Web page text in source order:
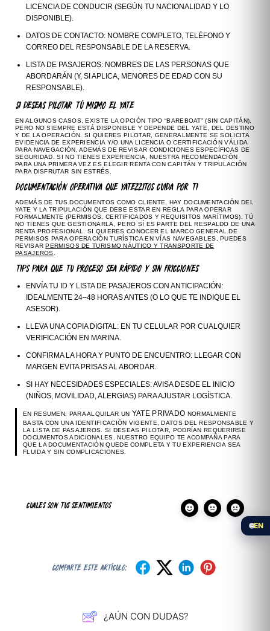
LICENCIA DE CONDUCIR (SEGÚN TU NACIONALIDAD Y LO
DISPONIBLE).
DATOS DE CONTACTO: NOMBRE COMPLETO, TELÉFONO Y
CORREO DEL RESPONSABLE DE LA RESERVA.
LISTA DE PASAJEROS: NOMBRES DE LAS PERSONAS QUE
ABORDARÁN (Y, SI APLICA, MENORES DE EDAD CON SU
RESPONSABLE).
SI DESEAS PILOTAR TÚ MISMO EL YATE
EN ALGUNOS CASOS, EXISTE LA OPCIÓN TIPO “BAREBOAT” (SIN CAPITÁN),
PERO NO SIEMPRE ESTÁ DISPONIBLE Y DEPENDE DEL YATE, DEL DESTINO
Y DE LA OPERACIÓN. SI QUIERES PILOTAR, GENERALMENTE SE SOLICITA
EVIDENCIA DE EXPERIENCIA Y/O UNA LICENCIA O CERTIFICACIÓN VÁLIDA
PARA NAVEGACIÓN, ADEMÁS DE REVISAR CONDICIONES ESPECÍFICAS DE
SEGURIDAD. SI NO TIENES EXPERIENCIA, NUESTRA RECOMENDACIÓN
PARA UNA PRIMERA VEZ ES ELEGIR RENTA CON CAPITÁN Y TRIPULACIÓN
PARA DISFRUTAR SIN ESTRÉS.
DOCUMENTACIÓN OPERATIVA QUE YATEZZITOS CUIDA POR TI
ADEMÁS DE TUS DOCUMENTOS COMO CLIENTE, HAY DOCUMENTACIÓN DEL
YATE Y LA TRIPULACIÓN QUE DEBE ESTAR EN REGLA PARA OPERAR
FORMALMENTE (PERMISOS, CERTIFICADOS Y REQUISITOS MARÍTIMOS). TÚ
NO TIENES QUE GESTIONARLA, PERO SÍ ES PARTE DEL RESPALDO DE UNA
RENTA PROFESIONAL. SI QUIERES CONOCER EL MARCO GENERAL DE
PERMISOS PARA OPERACIÓN TURÍSTICA EN VÍAS NAVEGABLES, PUEDES
REVISARPERMISOS DE TURISMO NÁUTICO Y TRANSPORTE DE
PASAJEROS
TIPS PARA QUE TU PROCESO SEA RÁPIDO Y SIN FRICCIONES
ENVÍA TU ID Y LISTA DE PASAJEROS CON ANTICIPACIÓN:
IDEALMENTE 24–48 HORAS ANTES (O LO QUE TE INDIQUE EL
ASESOR).
LLEVA UNA COPIA DIGITAL: EN TU CELULAR POR CUALQUIER
VERIFICACIÓN EN MARINA.
CONFIRMA LA HORA Y PUNTO DE ENCUENTRO: LLEGAR CON
MARGEN EVITA PRISAS AL ABORDAR.
SI HAY NECESIDADES ESPECIALES:AVISA DESDE EL INICIO
(NIÑOS, MOVILIDAD, ALERGIAS) PARA AJUSTAR LOGÍSTICA.
EN RESUMEN: PARA ALQUILAR UN YATE PRIVADO NORMALMENTE
BASTA CON UNA IDENTIFICACIÓN VIGENTE, DATOS DEL RESPONSABLE Y
LA LISTA DE PASAJEROS. SI DESEAS PILOTAR, PODRÍAN REQUERIRSE
DOCUMENTOS ADICIONALES. NUESTRO EQUIPO TE ACOMPAÑA PARA
QUE LA DOCUMENTACIÓN QUEDE COMPLETA Y TU EXPERIENCIA SEA
FLUIDA Y SIN COMPLICACIONES.
CUALES SON TUS SENTIMIENTOS
COMPARTE ESTE ARTÍCULO:
¿AÚN CON DUDAS?
🌐EN